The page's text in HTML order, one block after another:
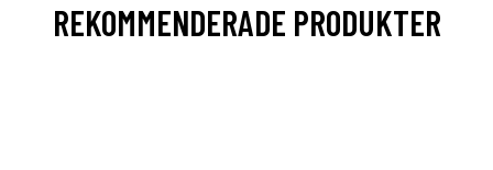
REKOMMENDERADE PRODUKTER